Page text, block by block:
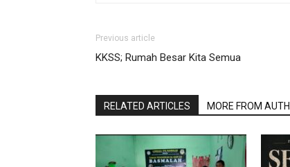
Previous article
KKSS; Rumah Besar Kita Semua
RELATED ARTICLES MORE FROM